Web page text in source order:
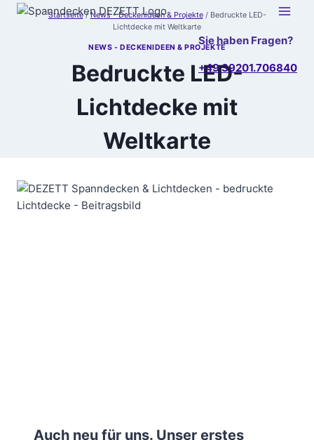
Zum
Sie haben Fragen?
+49 39201.706840
Startseite/News - Deckenideen & Projekte/ Bedruckte LED-
Lichtdecke mit Weltkarte
NEWS - DECKENIDEEN & PROJEKTE
Bedruckte LED-
Lichtdecke mit
Weltkarte
Auch neu für uns. Unser erstes